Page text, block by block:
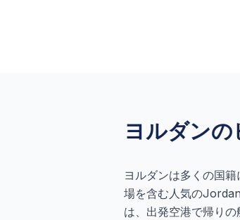
ヨルダン
ヨルダンは多くの国
場を含む人気の
は、出発空港で帰り